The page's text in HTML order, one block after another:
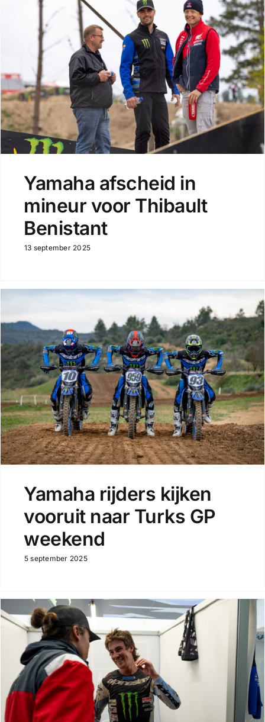
Yamaha afscheid in
mineur voor Thibault
Benistant
13 september 2025
Yamaha rijders kijken
vooruit naar Turks GP
weekend
5 september 2025